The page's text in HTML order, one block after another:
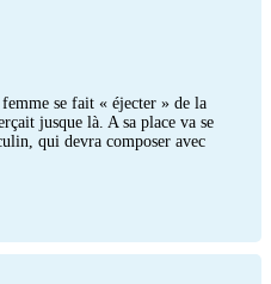
se fait « éjecter » de la
jusque là. A sa place va se
qui devra composer avec